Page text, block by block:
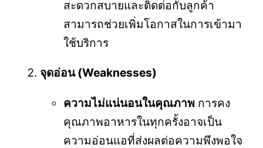
สะดวกสบายและติดต่อกับลูกค้า
สามารถช่วยเพิ่มโอกาสในการเข้ามา
ใช้บริการ
จุดอ่อน (Weaknesses)
ความไม่แน่นอนในคุณภาพ การคง
คุณภาพอาหารในทุกครั้งอาจเป็น
ความอ่อนแอที่ส่งผลต่อความพึงพอใจ